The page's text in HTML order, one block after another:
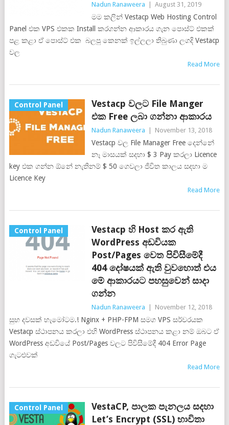
Nadun Ranaweera August 31, 2019
මම කලින් Vestacp Web Hosting Control
Panel එක VPS එකක Install කරගන්න ආකාරය ගැන පොස්ට් එකක්
පළ කළා ඒ පොස්ට් එක බලපු කෙනක් ඉල්ලලා තිබුණා ලගදි Vestacp
වල
Read More
Control Panel
Vestacp වලට File Manger
එක Free ලබා ගන්නා ආකාරය
Nadun Ranaweera November 13, 2018
Vestacp වල File Manager Free දෙන්නේ
නෑ මාසයක් සදහා $ 3 Pay කරලා Licence
key එක ගන්න ඕනේ නැතිනම් $ 50 ගෙවලා ජිවිත කාලය සදහා ම
Licence Key
Read More
Control Panel
Vestacp හි Host කර ඇති
WordPress අඩවියක
Post/Pages වෙත පිවිසීමේදී
404 දෝෂයක් ඇති වුවහොත් එය
මේ ආකාරයට පහසුවෙන් සාදා
ගන්න
Nadun Ranaweera November 12, 2018
සුභ දවසක් හැමෝටම.! Nginx + PHP-FPM සමග VPS සර්වරයක
Vestacp ස්ථාපනය කරලා එහි WordPress ස්ථාපනය කළා නම් ඔබට ඒ
WordPress අඩවියේ Post/Pages වලට පිවිසීමේදී 404 Error Page
ගැටළුවක්
Read More
Control Panel
VestaCP, පාලක පැනලය සදහා
Let’s Encrypt (SSL) භාවිතා